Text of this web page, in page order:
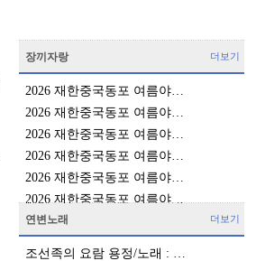
장끼자랑
2026 재한중국동포 여름야…
2026 재한중국동포 여름야…
2026 재한중국동포 여름야…
2026 재한중국동포 여름야…
2026 재한중국동포 여름야…
2026 재한중국동포 여름야…
더보기
연변노래
조선족의 요람 용정/노래 : …
더보기